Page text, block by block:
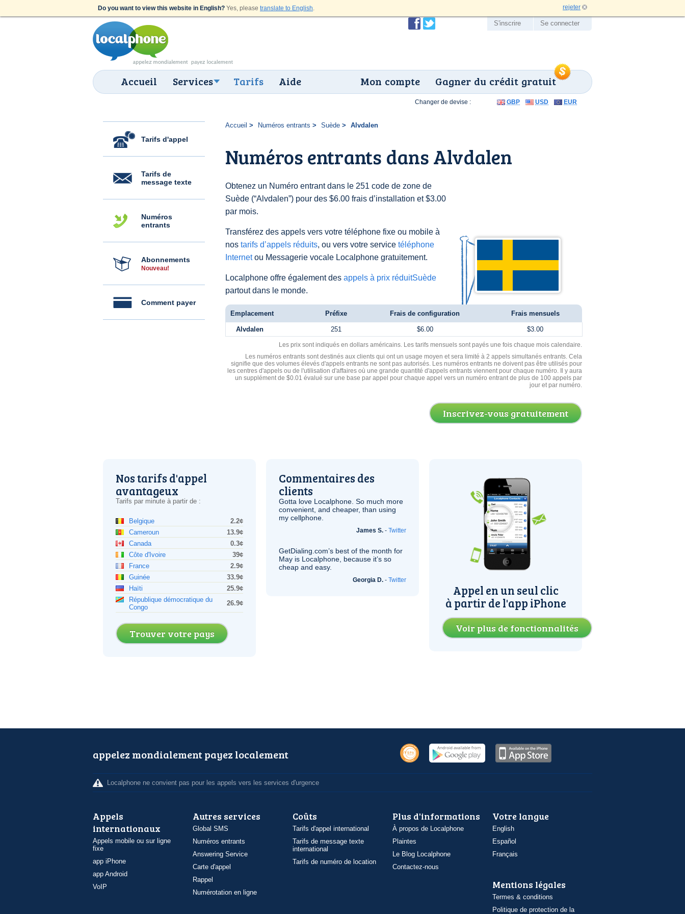
Do you want to view this website in English? Yes, please translate to English. rejeter
Accueil Services Tarifs Aide Gagner du crédit gratuit
Mon compte
S'inscrire Se connecter
Tarifs d'appel
Tarifs de
message texte
Numéros
entrants
Abonnements
Nouveau!
Comment payer
Accueil Numéros entrants Suède Alvdalen
Numéros entrants dans Alvdalen
Obtenez un Numéro entrant dans le 251 code de zone de
Suède (“Alvdalen”) pour des $6.00 frais d’installation et $3.00
par mois.
Transférez des appels vers votre téléphone fixe ou mobile à
nos tarifs d’appels réduits, ou vers votre service téléphone
Internetou Messagerie vocale Localphone gratuitement.
Localphone offre également des appels à prix réduitSuède
partout dans le monde.
Changer de devise : GBP USD EUR
Emplacement Préfixe Frais de configuration Frais mensuels
Alvdalen 251 $6.00 $3.00
Les prix sont indiqués en dollars américains. Les tarifs mensuels sont payés une fois chaque mois calendaire.
Les numéros entrants sont destinés aux clients qui ont un usage moyen et sera limité à 2 appels simultanés entrants. Cela
signifie que des volumes élevés d'appels entrants ne sont pas autorisés. Les numéros entrants ne doivent pas être utilisés pour
les centres d'appels ou de l'utilisation d'affaires où une grande quantité d'appels entrants viennent pour chaque numéro. Il y aura
un supplément de $0.01 évalué sur une base par appel pour chaque appel vers un numéro entrant de plus de 100 appels par
jour et par numéro.
Inscrivez-vous gratuitement
Nos tarifs d'appel
avantageux
Tarifs par minute à partir de :
Belgique
2.2¢
Cameroun
13.9¢
Canada
0.3¢
Côte d'Ivoire
39¢
France
2.9¢
Guinée
33.9¢
Haïti
25.9¢
République démocratique du
Congo
26.9¢
Trouver votre pays
Commentaires des
clients
Gotta love Localphone. So much more
convenient, and cheaper, than using
my cellphone.
James S. - Twitter
GetDialing.com’s best of the month for
May is Localphone, because it’s so
cheap and easy.
Georgia D. - Twitter
Appel en un seul clic
à partir de l'app iPhone
Voir plus de fonctionnalités
appelez mondialement payez localement
Localphone ne convient pas pour les appels vers les services d'urgence
Appels
internationaux
Appels mobile ou sur ligne
fixe
app iPhone
app Android
VoIP
Autres services
Global SMS
Numéros entrants
Answering Service
Carte d'appel
Rappel
Numérotation en ligne
Coûts
Tarifs d'appel international
Tarifs de message texte
international
Tarifs de numéro de location
Plus d'informations
À propos de Localphone
Plaintes
Le Blog Localphone
Contactez-nous
Votre langue
English
Español
Français
Mentions légales
Termes & conditions
Politique de protection de la